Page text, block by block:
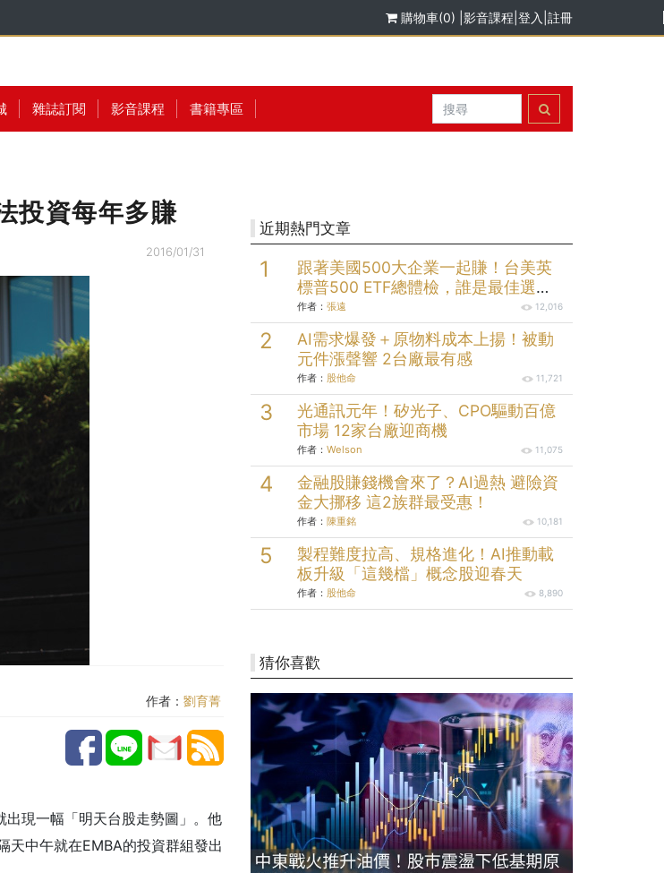
購物車(0) 影音課程 登入 註冊
雜誌訂閱 影音課程 書籍專區
投資每年多賺
2016/01/31
作者： 劉育菁
出現一幅「明天台股走勢圖」。他
天中午就在EMBA的投資群組發出
近期熱門文章
跟著美國500大企業一起賺！台美英
標普500 ETF總體檢，誰是最佳選
擇？
作者： 張遠 12,016
AI需求爆發＋原物料成本上揚！被動
元件漲聲響 2台廠最有感
作者： 股他命 11,721
光通訊元年！矽光子、CPO驅動百億
市場 12家台廠迎商機
作者： Welson 11,075
金融股賺錢機會來了？AI過熱 避險資
金大挪移 這2族群最受惠！
作者： 陳重銘 10,181
製程難度拉高、規格進化！AI推動載
板升級「這幾檔」概念股迎春天
作者： 股他命 8,890
猜你喜歡